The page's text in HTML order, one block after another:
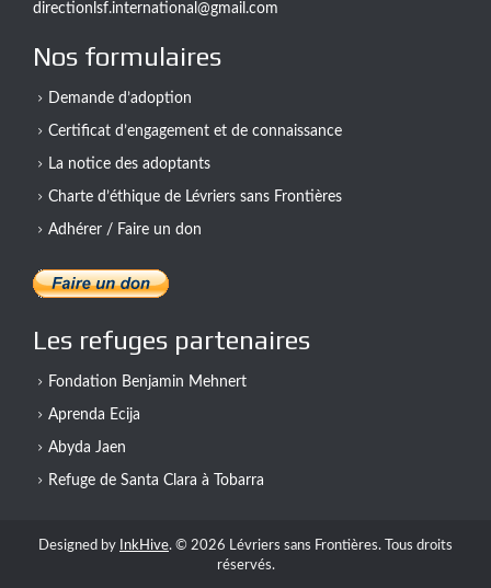
directionlsf.international@gmail.com
Nos formulaires
Demande d’adoption
Certificat d’engagement et de connaissance
La notice des adoptants
Charte d’éthique de Lévriers sans Frontières
Adhérer / Faire un don
Les refuges partenaires
Fondation Benjamin Mehnert
Aprenda Ecija
Abyda Jaen
Refuge de Santa Clara à Tobarra
Designed by InkHive. © 2026 Lévriers sans Frontières. Tous droits
réservés.